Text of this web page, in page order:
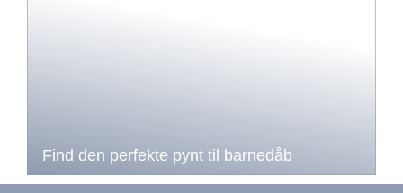
Find den perfekte pynt til barnedåb